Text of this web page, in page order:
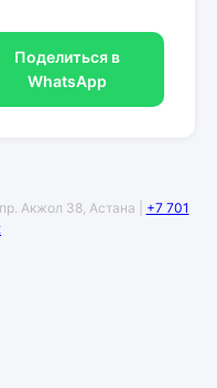
Поделиться в
WhatsApp
Акжол 38, Астана |
+7 701